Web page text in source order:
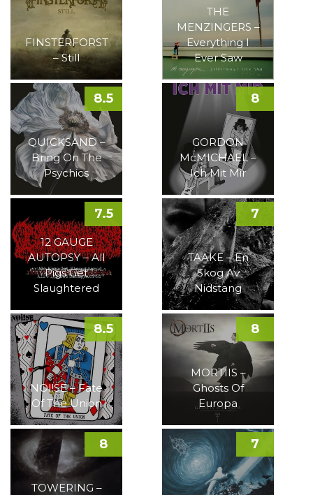
FINSTERFORST
– Still
THE
MENZINGERS –
Everything I
Ever Saw
QUICKSAND –
Bring On The
Psychics
8.5
GORDON
McMICHAEL –
Ich Mit Mir
8
12 GAUGE
AUTOPSY – All
Pigs Get
Slaughtered
7.5
TAAKE – En
Skog Av
Nidstang
7
NOI!SE – Fate
Of The Union
8.5
MORTIIS –
Ghosts Of
Europa
8
TOWERING –
8 7